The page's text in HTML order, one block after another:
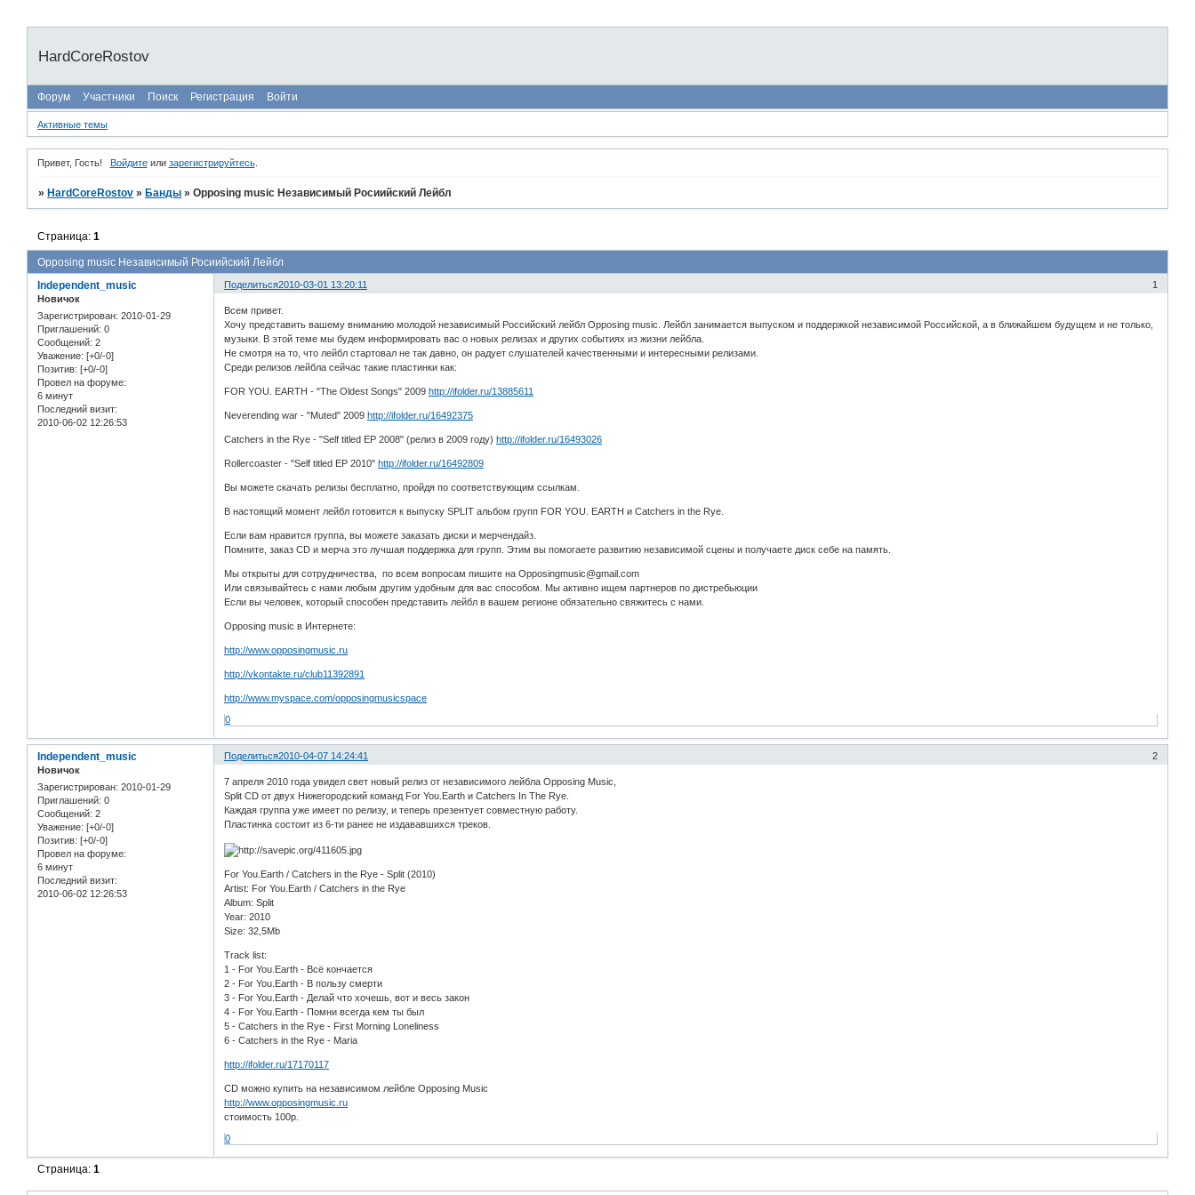
HardCoreRostov
Форум Участники Поиск Регистрация Войти
Активные темы
Привет, Гость! Войдитеили зарегистрируйтесь.
» HardCoreRostov » Банды »Opposing music Независимый Росиийский Лейбл
Opposing music Независимый Росиийский Лейбл
Страница:1
Поделиться 1
2010-03-01 13:20:11
Independent_music
Новичок
Зарегистрирован: 2010-01-29
Приглашений: 0
Сообщений: 2
Уважение: [+0/-0]
Позитив: [+0/-0]
Провел на форуме:
6 минут
Последний визит:
2010-06-02 12:26:53
Всем привет.
Хочу представить вашему вниманию молодой независимый Российский лейбл Opposing music. Лейбл занимается выпуском и поддержкой независимой Российской, а в ближайшем будущем и не только,
музыки. В этой теме мы будем информировать вас о новых релизах и других событиях из жизни лейбла.
Не смотря на то, что лейбл стартовал не так давно, он радует слушателей качественными и интересными релизами.
Среди релизов лейбла сейчас такие пластинки как:
FOR YOU. EARTH - "The Oldest Songs" 2009http://ifolder.ru/13885611
Neverending war - "Muted" 2009http://ifolder.ru/16492375
Catchers in the Rye - "Self titled EP 2008" (релиз в 2009 году)http://ifolder.ru/16493026
Rollercoaster - "Self titled EP 2010"http://ifolder.ru/16492809
Вы можете скачать релизы бесплатно, пройдя по соответствующим ссылкам.
В настоящий момент лейбл готовится к выпуску SPLIT альбом групп FOR YOU. EARTH и Catchers in the Rye.
Если вам нравится группа, вы можете заказать диски и мерчендайз.
Помните, заказ CD и мерча это лучшая поддержка для групп. Этим вы помогаете развитию независимой сцены и получаете диск себе на память.
Мы открыты для сотрудничества, по всем вопросам пишите на Opposingmusic@gmail.com
Или связывайтесь с нами любым другим удобным для вас способом. Мы активно ищем партнеров по дистребьюции
Если вы человек, который способен представить лейбл в вашем регионе обязательно свяжитесь с нами.
Opposing music в Интернете:
http://www.opposingmusic.ru
http://vkontakte.ru/club11392891
http://www.myspace.com/opposingmusicspace
0
Поделиться 2
2010-04-07 14:24:41
Independent_music
Новичок
Зарегистрирован: 2010-01-29
Приглашений: 0
Сообщений: 2
Уважение: [+0/-0]
Позитив: [+0/-0]
Провел на форуме:
6 минут
Последний визит:
2010-06-02 12:26:53
7 апреля 2010 года увидел свет новый релиз от независимого лейбла Opposing Music,
Split CD от двух Нижегородский команд For You.Earth и Catchers In The Rye.
Каждая группа уже имеет по релизу, и теперь презентует совместную работу.
Пластинка состоит из 6-ти ранее не издававшихся треков.
For You.Earth / Catchers in the Rye - Split (2010)
Artist: For You.Earth / Catchers in the Rye
Album: Split
Year: 2010
Size: 32,5Mb
Track list:
1 - For You.Earth - Всё кончается
2 - For You.Earth - В пользу смерти
3 - For You.Earth - Делай что хочешь, вот и весь закон
4 - For You.Earth - Помни всегда кем ты был
5 - Catchers in the Rye - First Morning Loneliness
6 - Catchers in the Rye - Maria
http://ifolder.ru/17170117
CD можно купить на независимом лейбле Opposing Music
http://www.opposingmusic.ru
стоимость 100р.
0
Страница:1